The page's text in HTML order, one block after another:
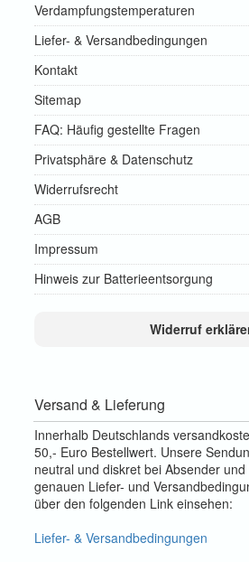
Verdampfungstemperaturen
Liefer- & Versandbedingungen
Kontakt
Sitemap
FAQ: Häufig gestellte Fragen
Privatsphäre & Datenschutz
Widerrufsrecht
AGB
Impressum
Hinweis zur Batterieentsorgung
Widerruf
Versand & Lieferung
Innerhalb Deutschlands
50,- Euro Bestellwert. Unsere
neutral und diskret bei Absender
genauen Liefer- und
über den folgenden Link einsehen:
Liefer- & Versandbedingungen